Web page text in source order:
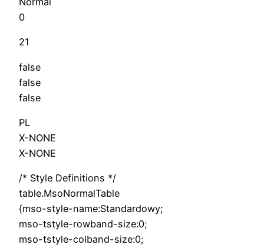
0
21
false
false
false
PL
X-NONE
X-NONE
/* Style Definitions */
table.MsoNormalTable
{mso-style-name:Standardowy;
mso-tstyle-rowband-size:0;
mso-tstyle-colband-size:0;